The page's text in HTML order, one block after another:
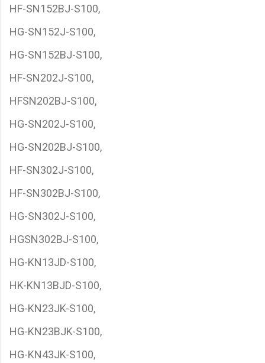
HF-SN152BJ-S100,
HG-SN152J-S100,
HG-SN152BJ-S100,
HF-SN202J-S100,
HFSN202BJ-S100,
HG-SN202J-S100,
HG-SN202BJ-S100,
HF-SN302J-S100,
HF-SN302BJ-S100,
HG-SN302J-S100,
HGSN302BJ-S100,
HG-KN13JD-S100,
HK-KN13BJD-S100,
HG-KN23JK-S100,
HG-KN23BJK-S100,
HG-KN43JK-S100,